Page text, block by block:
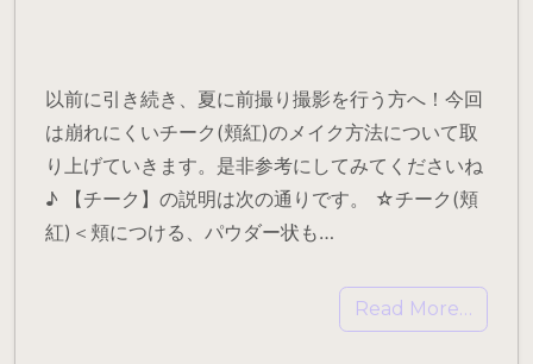
以前に引き続き、夏に前撮り撮影を行う方へ！今回
は崩れにくいチーク(頬紅)のメイク方法について取
り上げていきます。是非参考にしてみてくださいね
♪ 【チーク】の説明は次の通りです。 ☆チーク(頬
紅)＜頬につける、パウダー状も…
Read More…